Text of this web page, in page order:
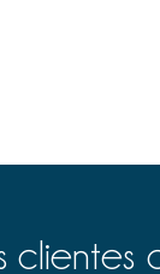
clientes